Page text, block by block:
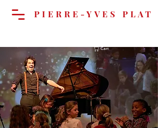
Cart
PIERRE-YVES PLAT